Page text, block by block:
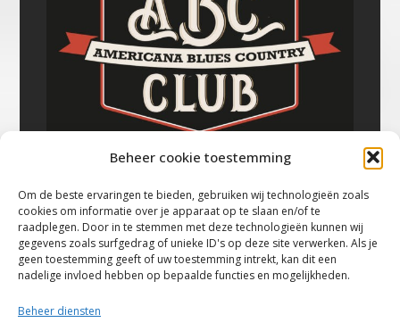
Beheer cookie toestemming
Om de beste ervaringen te bieden, gebruiken wij technologieën zoals
cookies om informatie over je apparaat op te slaan en/of te
raadplegen. Door in te stemmen met deze technologieën kunnen wij
gegevens zoals surfgedrag of unieke ID's op deze site verwerken. Als je
geen toestemming geeft of uw toestemming intrekt, kan dit een
nadelige invloed hebben op bepaalde functies en mogelijkheden.
Beheer diensten